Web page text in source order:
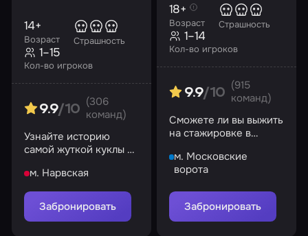
Возраст
14+
Страшность
Кол-во игроков
1–15
9.9/10
(306
команд)
Узнайте историю
самой жуткой куклы и
м. Нарвская
Забронировать
Возраст
18+
Страшность
Кол-во игроков
1–14
9.9/10
(915
команд)
Сможете ли вы выжить
на стажировке в
Phasmophobia?
м. Московские
ворота
Забронировать